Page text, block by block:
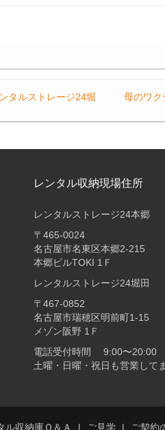
タルストレージ24堀
母のワク
レンタル収納現場住所
レンタルストレージ24本郷
〒465-0024
名古屋市名東区本郷2-215
本郷ビルTOKI 1Ｆ
レンタルストレージ24堀田
〒467-0852
名古屋市瑞穂区明前町1-15
メゾン阪野 1Ｆ
電話受付時間 9:00〜20:00
土曜・日曜・祝日も営業して
ル収納庫Ｑ＆Ａ ご見学 ご契約